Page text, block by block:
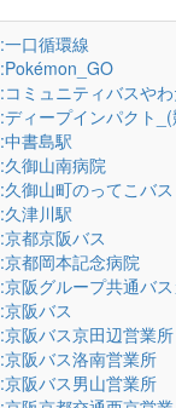
:一口循環線
:Pokémon_GO
:コミュニティバスや
:ディープインパクト
:中書島駅
:久御山南病院
:久御山町のってこバス
:久津川駅
:京都京阪バス
:京都岡本記念病院
:京阪グループ共通バ
:京阪バス
:京阪バス京田辺営業所
:京阪バス洛南営業所
:京阪バス男山営業所